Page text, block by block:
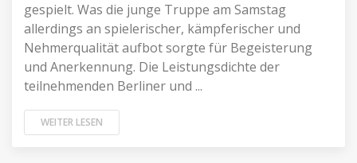
gespielt. Was die junge Truppe am Samstag
allerdings an spielerischer, kämpferischer und
Nehmerqualität aufbot sorgte für Begeisterung
und Anerkennung. Die Leistungsdichte der
teilnehmenden Berliner und ...
WEITER LESEN